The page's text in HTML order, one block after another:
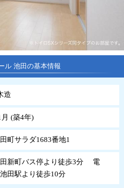
ル 池田の基本情報
造
月 (築4年)
町サラダ1683番地1
新町バス停より徒歩3分 電
田駅より徒歩10分